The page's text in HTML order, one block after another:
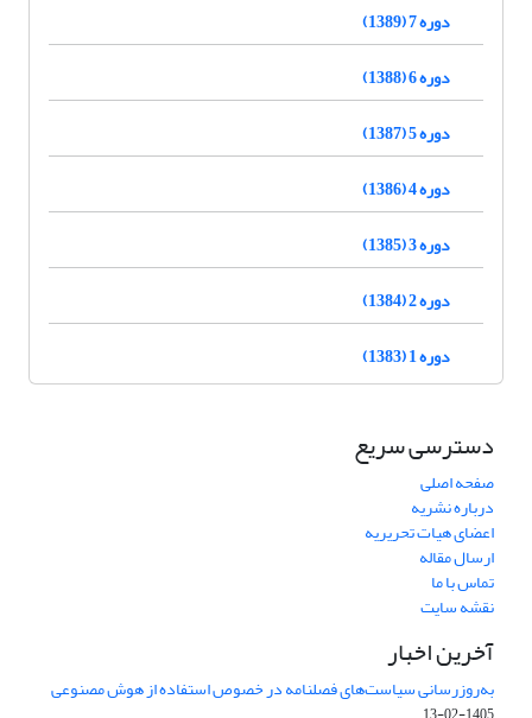
دوره 7 (1389)
دوره 6 (1388)
دوره 5 (1387)
دوره 4 (1386)
دوره 3 (1385)
دوره 2 (1384)
دوره 1 (1383)
دسترسی سریع
صفحه اصلی
درباره نشریه
اعضای هیات تحریریه
ارسال مقاله
تماس با ما
نقشه سایت
آخرین اخبار
به‌روزرسانی سیاست‌های فصلنامه در خصوص استفاده از هوش مصنوعی